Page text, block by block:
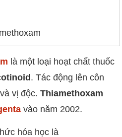
là một loại hoạt chất thuốc
. Tác động lên côn
vị độc.Thiamethoxam
vào năm 2002.
hóa học là